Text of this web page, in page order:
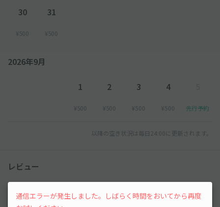
30
¥500
31
¥500
2026年9月
1
¥500
2
¥500
3
¥500
4
¥500 先行予約
以降の空き状況は毎日24:00に更新されます。
レビュー
3（3件）
通信エラーが発生しました。しばらく時間をおいてから再度